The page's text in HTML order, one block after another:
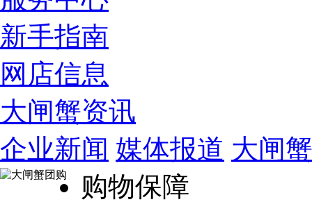
新手指南
网店信息
大闸蟹资讯
企业新闻 媒体报道 大闸
购物保障